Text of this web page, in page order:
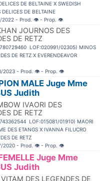
DE BELTAINE X SWEDISH
DELICES DE BELTAINE
2022 - Prod. 👁 - Prop. 👁
JOURNOS DES
DE RETZ
LOF:020991/02305) MINOS
DE RETZ X EVERENDEAVOR
2023 - Prod. 👁 - Prop. 👁
MALE Juge Mme
Judith
IVAORI DES
DE RETZ
LOF:015081/01910) MAORI
DES ETANGS X IVANNA FILUCRO
DE RETZ
2020 - Prod. 👁 - Prop. 👁
Juge Mme
Judith
DES LEGENDES DE